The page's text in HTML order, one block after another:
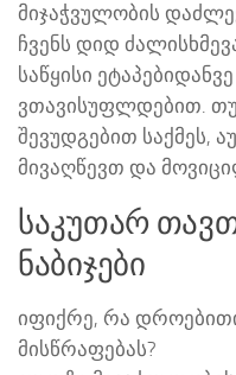
მიჯაჭვულობის
ჩვენს დიდ
საწყისი
ვთავისუფლდებით.
შევუდგებით საქმეს,
მივაღწევთ და
საკუთარ
ნაბიჯები
იფიქრე, რა
მისწრაფებას?